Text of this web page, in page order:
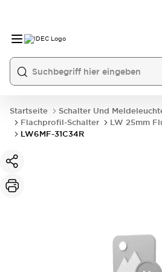
Startseite Schalter Und
Flachprofil-Schalter
LW 25mm
LW6MF-31C34R